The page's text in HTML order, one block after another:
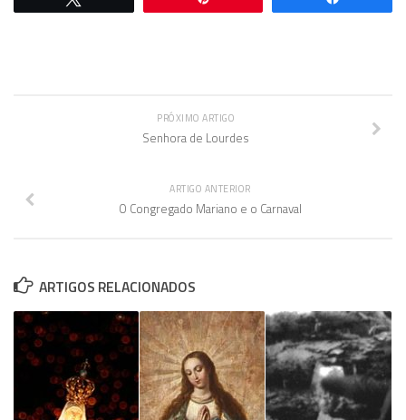
PRÓXIMO ARTIGO
Senhora de Lourdes
ARTIGO ANTERIOR
O Congregado Mariano e o Carnaval
ARTIGOS RELACIONADOS